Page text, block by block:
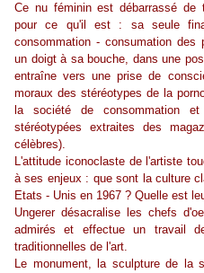
Ce nu féminin est débarrassé de
pour ce qu'il est : sa seule
consommation - consumation des
un doigt à sa bouche, dans une
entraîne vers une prise de
moraux des stéréotypes de la
la société de consommation
stéréotypées extraites des
célèbres).
L'attitude iconoclaste de l'artiste
à ses enjeux : que sont la culture
Etats - Unis en 1967 ? Quelle est
Ungerer désacralise les chefs
admirés et effectue un travail
traditionnelles de l'art.
Le monument, la sculpture de la